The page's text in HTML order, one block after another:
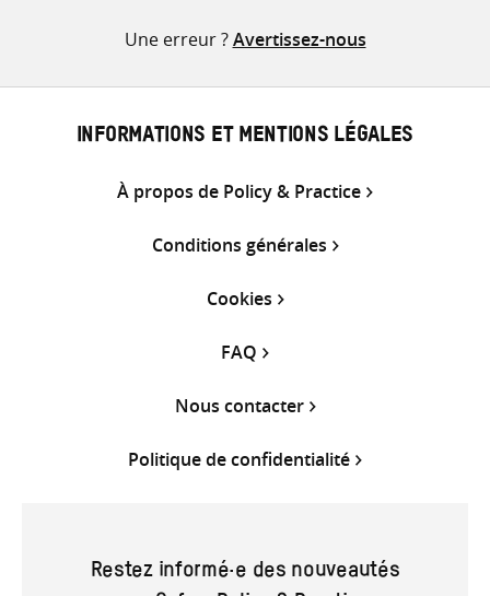
Une erreur ?Avertissez-nous
INFORMATIONS ET MENTIONS LÉGALES
À propos de Policy & Practice
Conditions générales
Cookies
FAQ
Nous contacter
Politique de confidentialité
Restez informé·e des nouveautés